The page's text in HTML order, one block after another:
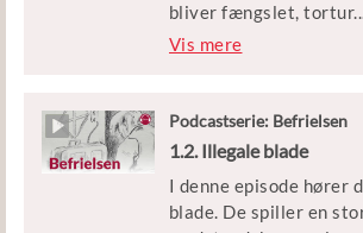
Klip: DR, Københavns
Frihedsmuseet og
Udgivet af: Børne- og
bliver fængslet, tortur
eret eller i værste fald
stikkerne for at slå dem
Men hvilke
sig til
hvilke konsekvenser
Vis mere
Podcastserie: Befrielsen
1.2. Illegale blade
I denne episode hører
blade. De spiller en